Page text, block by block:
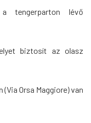
a tengerparton lévő
biztosít az olasz
Orsa Maggiore) van